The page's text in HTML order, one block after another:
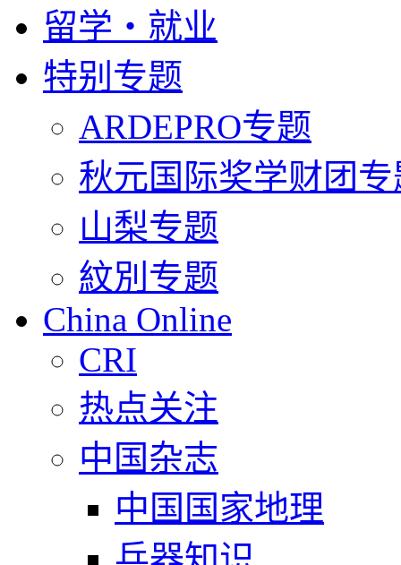
留学・就业
特别专题
ARDEPRO专题
秋元国际奖学财团专
山梨专题
紋別专题
China Online
CRI
热点关注
中国杂志
中国国家地理